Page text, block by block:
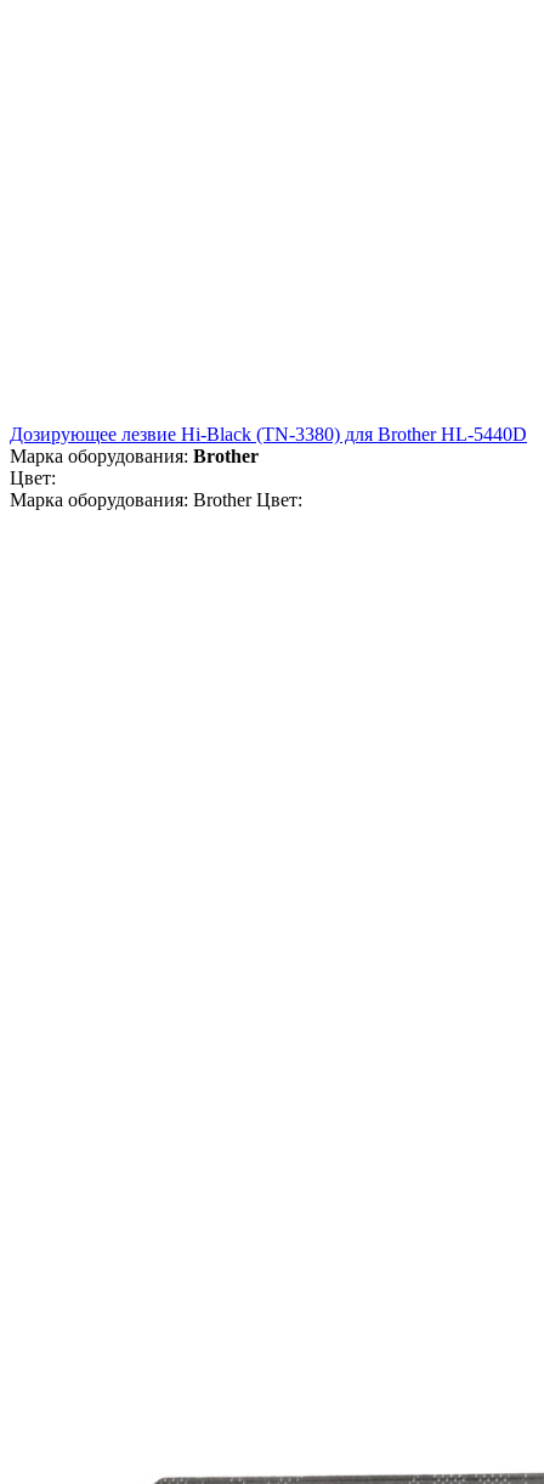
Дозирующее лезвие Hi-Black (TN-3380) для Brother HL-5440D
Марка оборудования: Brother
Цвет:
Марка оборудования: Brother Цвет: